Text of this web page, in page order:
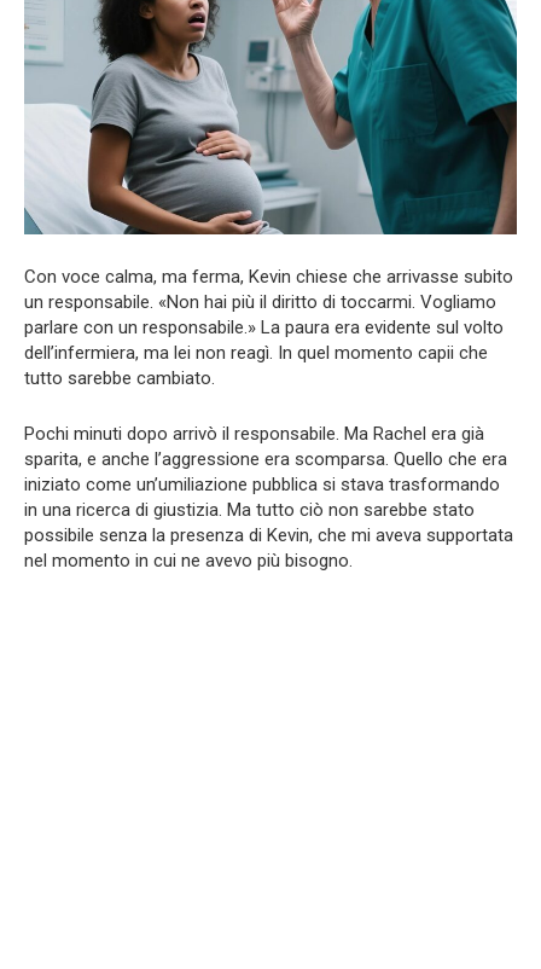
Con voce calma, ma ferma, Kevin chiese che arrivasse subito
un responsabile. «Non hai più il diritto di toccarmi. Vogliamo
parlare con un responsabile.» La paura era evidente sul volto
dell’infermiera, ma lei non reagì. In quel momento capii che
tutto sarebbe cambiato.
Pochi minuti dopo arrivò il responsabile. Ma Rachel era già
sparita, e anche l’aggressione era scomparsa. Quello che era
iniziato come un’umiliazione pubblica si stava trasformando
in una ricerca di giustizia. Ma tutto ciò non sarebbe stato
possibile senza la presenza di Kevin, che mi aveva supportata
nel momento in cui ne avevo più bisogno.